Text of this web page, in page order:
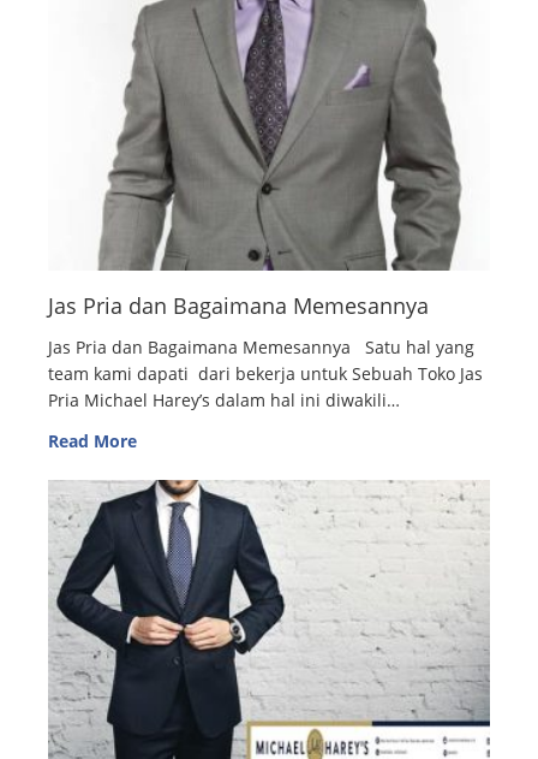
Jas Pria dan Bagaimana Memesannya
Jas Pria dan Bagaimana Memesannya Satu hal yang
team kami dapati dari bekerja untuk Sebuah Toko Jas
Pria Michael Harey’s dalam hal ini diwakili…
Read More